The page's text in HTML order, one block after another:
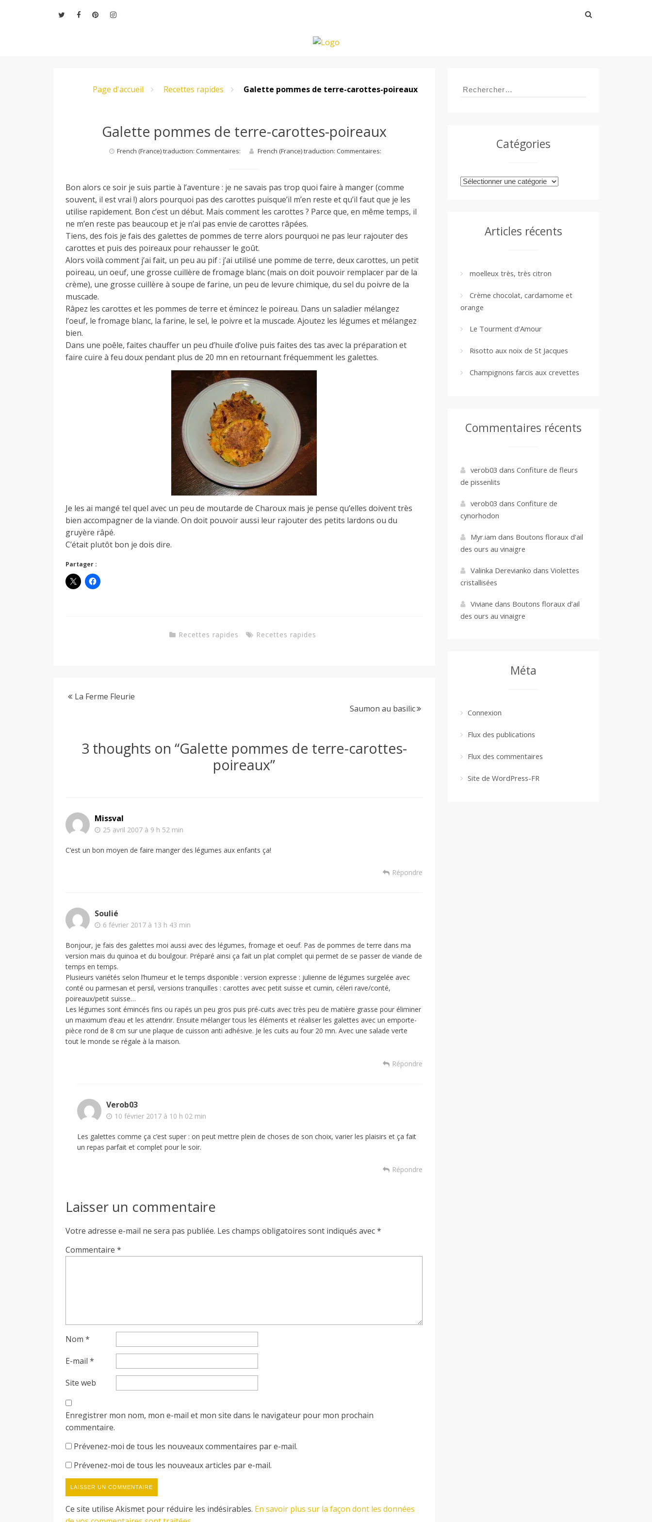
n
d
e
d
e
M
Page d'accueil Recettes rapides Galette pommes de terre-carottes-poireaux
Galette pommes de terre-carottes-poireaux
French (France) traduction: Commentaires: French (France) traduction: Commentaires:
Bon alors ce soir je suis partie à l’aventure : je ne savais pas trop quoi faire à manger (comme
souvent, il est vrai !) alors pourquoi pas des carottes puisque’il m’en reste et qu’il faut que je les
utilise rapidement. Bon c’est un début. Mais comment les carottes ? Parce que, en même temps, il
ne m’en reste pas beaucoup et je n’ai pas envie de carottes râpées.
Tiens, des fois je fais des galettes de pommes de terre alors pourquoi ne pas leur rajouter des
carottes et puis des poireaux pour rehausser le goût.
Alors voilà comment j’ai fait, un peu au pif : j’ai utilisé une pomme de terre, deux carottes, un petit
poireau, un oeuf, une grosse cuillère de fromage blanc (mais on doit pouvoir remplacer par de la
crème), une grosse cuillère à soupe de farine, un peu de levure chimique, du sel du poivre de la
muscade.
Râpez les carottes et les pommes de terre et émincez le poireau. Dans un saladier mélangez
l’oeuf, le fromage blanc, la farine, le sel, le poivre et la muscade. Ajoutez les légumes et mélangez
bien.
Dans une poêle, faites chauffer un peu d’huile d’olive puis faites des tas avec la préparation et
faire cuire à feu doux pendant plus de 20 mn en retournant fréquemment les galettes.
Je les ai mangé tel quel avec un peu de moutarde de Charoux mais je pense qu’elles doivent très
bien accompagner de la viande. On doit pouvoir aussi leur rajouter des petits lardons ou du
gruyère râpé.
C’était plutôt bon je dois dire.
Partager :
Recettes rapides Recettes rapides
La Ferme Fleurie
Saumon au basilic
3 thoughts on “Galette pommes de terre-carottes-
poireaux”
Missval
25 avril 2007 à 9 h 52 min
C’est un bon moyen de faire manger des légumes aux enfants ça!
Répondre
Soulié
6 février 2017 à 13 h 43 min
Bonjour, je fais des galettes moi aussi avec des légumes, fromage et oeuf. Pas de pommes de terre dans ma
version mais du quinoa et du boulgour. Préparé ainsi ça fait un plat complet qui permet de se passer de viande de
temps en temps.
Plusieurs variétés selon l’humeur et le temps disponible : version expresse : julienne de légumes surgelée avec
conté ou parmesan et persil, versions tranquilles : carottes avec petit suisse et cumin, céleri rave/conté,
poireaux/petit suisse…
Les légumes sont émincés fins ou rapés un peu gros puis pré-cuits avec très peu de matière grasse pour éliminer
un maximum d’eau et les attendrir. Ensuite mélanger tous les éléments et réaliser les galettes avec un emporte-
pièce rond de 8 cm sur une plaque de cuisson anti adhésive. Je les cuits au four 20 mn. Avec une salade verte
tout le monde se régale à la maison.
Répondre
Verob03
10 février 2017 à 10 h 02 min
Les galettes comme ça c’est super : on peut mettre plein de choses de son choix, varier les plaisirs et ça fait
un repas parfait et complet pour le soir.
Répondre
Laisser un commentaire
Votre adresse e-mail ne sera pas publiée. Les champs obligatoires sont indiqués avec*
Commentaire*
Nom*
E-mail*
Site web
Enregistrer mon nom, mon e-mail et mon site dans le navigateur pour mon prochain
commentaire.
Prévenez-moi de tous les nouveaux commentaires par e-mail.
Prévenez-moi de tous les nouveaux articles par e-mail.
Ce site utilise Akismet pour réduire les indésirables. En savoir plus sur la façon dont les données
Rechercher :
Catégories
Catégories
Articles récents
moelleux très, très citron
Crème chocolat, cardamome et
orange
Le Tourment d’Amour
Risotto aux noix de St Jacques
Champignons farcis aux crevettes
Commentaires récents
verob03 dans Confiture de fleurs
de pissenlits
verob03 dans Confiture de
cynorhodon
Myr.iam dans Boutons floraux d’ail
des ours au vinaigre
Valinka Derevianko dans Violettes
cristallisées
Viviane dans Boutons floraux d’ail
des ours au vinaigre
Méta
Connexion
Flux des publications
Flux des commentaires
Site de WordPress-FR